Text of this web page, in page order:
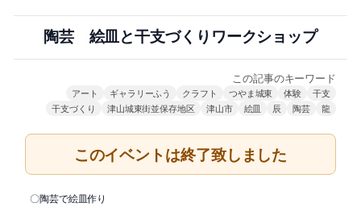
陶芸 絵皿と干支づくりワークショップ
この記事のキーワード
アート ギャラリーふう クラフト つやま城東 体験
干支
干支づくり
津山城東街並保存地区 津山市 絵皿 辰 陶芸 龍
このイベントは終了致しました
〇陶芸で絵皿作り